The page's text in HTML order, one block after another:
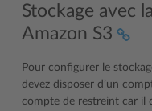
Stockage avec
Amazon S3
Pour configurer le
devez disposer d’un
compte de restreint car il